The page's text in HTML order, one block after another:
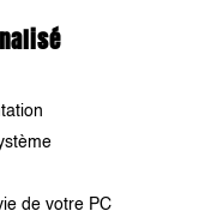
de votre PC